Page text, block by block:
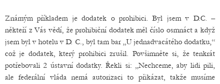
Známým příkladem je dodatek o prohibici. Byl jsem v D.C. –
někteří z Vás vědí, že prohibiční dodatek měl číslo osmnáct a když
jsem byl v hotelu v D. C., byl tam bar „U jednadvacátého dodatku,“
což je dodatek, který prohibici zrušil. Povšimněte si, že tenkrát
potřebovali 2 ústavní dodatky. Řekli si: „Nechceme, aby lidi pili,
ale federální vláda nemá autorizaci to přikázat, takže musíme